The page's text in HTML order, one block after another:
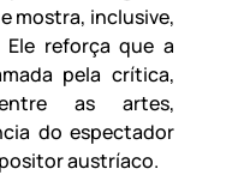
mostra, inclusive,
Ele reforça que a
pela crítica,
as artes,
do espectador
austríaco.